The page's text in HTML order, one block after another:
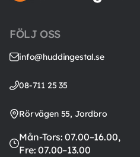
FÖLJ OSS
info@huddingestal.se
08-711 25 35
Rörvägen 55, Jordbro
Mån-Tors: 07.00–16.00,
Fre: 07.00–13.00